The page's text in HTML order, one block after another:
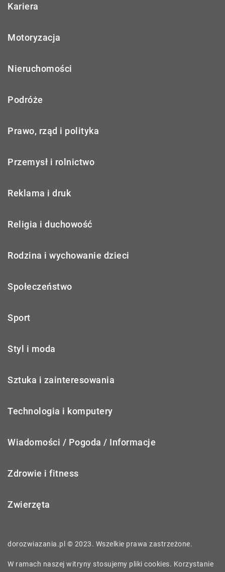
Kariera
Motoryzacja
Nieruchomości
Podróże
Prawo, rząd i polityka
Przemysł i rolnictwo
Reklama i druk
Religia i duchowość
Rodzina i wychowanie dzieci
Społeczeństwo
Sport
Styl i moda
Sztuka i zainteresowania
Technologia i komputery
Wiadomości / Pogoda / Informacje
Zdrowie i fitness
Zwierzęta
dorozwiazania.pl © 2023. Wszelkie prawa zastrzeżone.
W ramach naszej witryny stosujemy pliki cookies. Korzystanie